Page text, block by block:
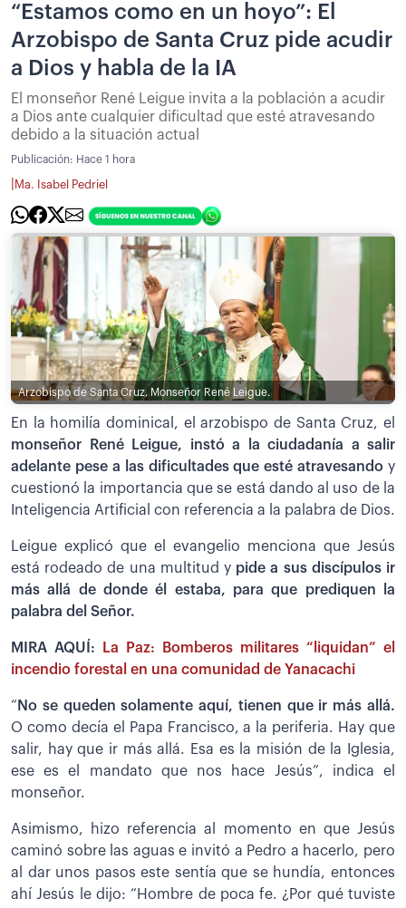
“Estamos como en un hoyo”: El
Arzobispo de Santa Cruz pide acudir
a Dios y habla de la IA
El monseñor René Leigue invita a la población a acudir
a Dios ante cualquier dificultad que esté atravesando
debido a la situación actual
Publicación: Hace 1 hora
Ma. Isabel Pedriel
Arzobispo de Santa Cruz, Monseñor René Leigue.
En la homilía dominical, el arzobispo de Santa Cruz, el
monseñor René Leigue, instó a la ciudadanía a salir
adelante pese a las dificultades que esté atravesando y
cuestionó la importancia que se está dando al uso de la
Inteligencia Artificial con referencia a la palabra de Dios.
Leigue explicó que el evangelio menciona que Jesús
está rodeado de una multitud y pide a sus discípulos ir
más allá de donde él estaba, para que prediquen la
palabra del Señor.
MIRA AQUÍ:
La Paz: Bomberos militares “liquidan” el
incendio forestal en una comunidad de Yanacachi
“ No se queden solamente aquí, tienen que ir más allá.
O como decía el Papa Francisco, a la periferia. Hay que
salir, hay que ir más allá. Esa es la misión de la Iglesia,
ese es el mandato que nos hace Jesús”, indica el
monseñor.
Asimismo, hizo referencia al momento en que Jesús
caminó sobre las aguas e invitó a Pedro a hacerlo, pero
al dar unos pasos este sentía que se hundía, entonces
ahí Jesús le dijo: “Hombre de poca fe. ¿Por qué tuviste